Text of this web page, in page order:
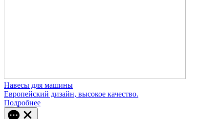
Навесы для машины
Европейский дизайн, высокое качество.
Подробнее